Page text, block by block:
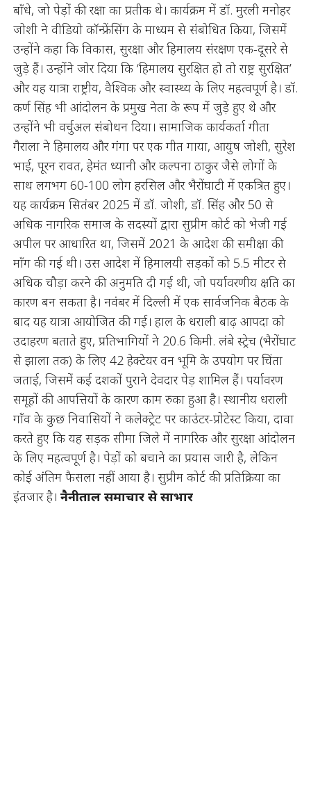
बाँधे, जो पेड़ों की रक्षा का प्रतीक थे। कार्यक्रम में डॉ. मुरली मनोहर
जोशी ने वीडियो कॉन्फ्रेंसिंग के माध्यम से संबोधित किया, जिसमें
उन्होंने कहा कि विकास, सुरक्षा और हिमालय संरक्षण एक-दूसरे से
जुड़े हैं। उन्होंने जोर दिया कि ‘हिमालय सुरक्षित हो तो राष्ट्र सुरक्षित’
और यह यात्रा राष्ट्रीय, वैश्विक और स्वास्थ्य के लिए महत्वपूर्ण है। डॉ.
कर्ण सिंह भी आंदोलन के प्रमुख नेता के रूप में जुड़े हुए थे और
उन्होंने भी वर्चुअल संबोधन दिया। सामाजिक कार्यकर्ता गीता
गैराला ने हिमालय और गंगा पर एक गीत गाया, आयुष जोशी, सुरेश
भाई, पूरन रावत, हेमंत ध्यानी और कल्पना ठाकुर जैसे लोगों के
साथ लगभग 60-100 लोग हरसिल और भैरोंघाटी में एकत्रित हुए।
यह कार्यक्रम सितंबर 2025 में डॉ. जोशी, डॉ. सिंह और 50 से
अधिक नागरिक समाज के सदस्यों द्वारा सुप्रीम कोर्ट को भेजी गई
अपील पर आधारित था, जिसमें 2021 के आदेश की समीक्षा की
माँग की गई थी। उस आदेश में हिमालयी सड़कों को 5.5 मीटर से
अधिक चौड़ा करने की अनुमति दी गई थी, जो पर्यावरणीय क्षति का
कारण बन सकता है। नवंबर में दिल्ली में एक सार्वजनिक बैठक के
बाद यह यात्रा आयोजित की गई। हाल के धराली बाढ़ आपदा को
उदाहरण बताते हुए, प्रतिभागियों ने 20.6 किमी. लंबे स्ट्रेच (भैरोंघाट
से झाला तक) के लिए 42 हेक्टेयर वन भूमि के उपयोग पर चिंता
जताई, जिसमें कई दशकों पुराने देवदार पेड़ शामिल हैं। पर्यावरण
समूहों की आपत्तियों के कारण काम रुका हुआ है। स्थानीय धराली
गाँव के कुछ निवासियों ने कलेक्ट्रेट पर काउंटर-प्रोटेस्ट किया, दावा
करते हुए कि यह सड़क सीमा जिले में नागरिक और सुरक्षा आंदोलन
के लिए महत्वपूर्ण है। पेड़ों को बचाने का प्रयास जारी है, लेकिन
कोई अंतिम फैसला नहीं आया है। सुप्रीम कोर्ट की प्रतिक्रिया का
इंतजार है। नैनीताल समाचार से साभार